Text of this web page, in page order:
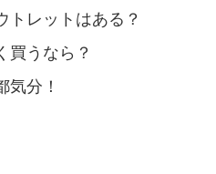
トレットはある？
買うなら？
気分！